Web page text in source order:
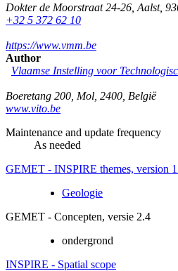
Dokter de Moorstraat 24-26 Aalst,
+32 5 372 62 10
https://www.vmm.be
Author
Vlaamse Instelling voor
Boeretang 200 Mol 2400 België
www.vito.be
Maintenance and update frequency
As needed
GEMET - INSPIRE themes, version
Geologie
GEMET - Concepten, versie 2.4
ondergrond
INSPIRE - Spatial scope